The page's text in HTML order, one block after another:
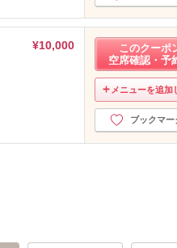
¥10,000
このクーポ
空席確認・予
メニューを追加
ブックマー